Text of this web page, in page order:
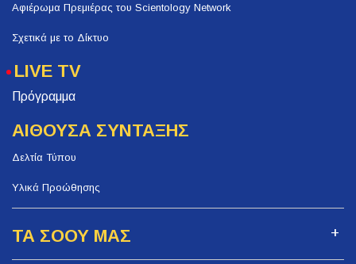
Αφιέρωμα Πρεμιέρας του Scientology Network
Σχετικά με το Δίκτυο
LIVE TV
Πρόγραμμα
ΑΙΘΟΥΣΑ ΣΥΝΤΑΞΗΣ
Δελτία Τύπου
Υλικά Προώθησης
ΤΑ ΣΟΟΥ ΜΑΣ